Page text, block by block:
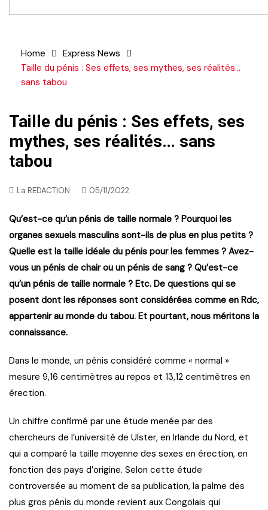
Home
Express News
Taille du pénis : Ses effets, ses mythes, ses réalités…
sans tabou
Taille du pénis : Ses effets, ses
mythes, ses réalités… sans
tabou
La REDACTION 05/11/2022
Qu’est-ce qu’un pénis de taille normale ? Pourquoi les
organes sexuels masculins sont-ils de plus en plus petits ?
Quelle est la taille idéale du pénis pour les femmes ? Avez-
vous un pénis de chair ou un pénis de sang ? Qu’est-ce
qu’un pénis de taille normale ? Etc. De questions qui se
posent dont les réponses sont considérées comme en Rdc,
appartenir au monde du tabou. Et pourtant, nous méritons la
connaissance.
Dans le monde, un pénis considéré comme « normal »
mesure 9,16 centimètres au repos et 13,12 centimètres en
érection.
Un chiffre confirmé par une étude menée par des
chercheurs de l’université de Ulster, en Irlande du Nord, et
qui a comparé la taille moyenne des sexes en érection, en
fonction des pays d’origine. Selon cette étude
controversée au moment de sa publication, la palme des
plus gros pénis du monde revient aux Congolais qui